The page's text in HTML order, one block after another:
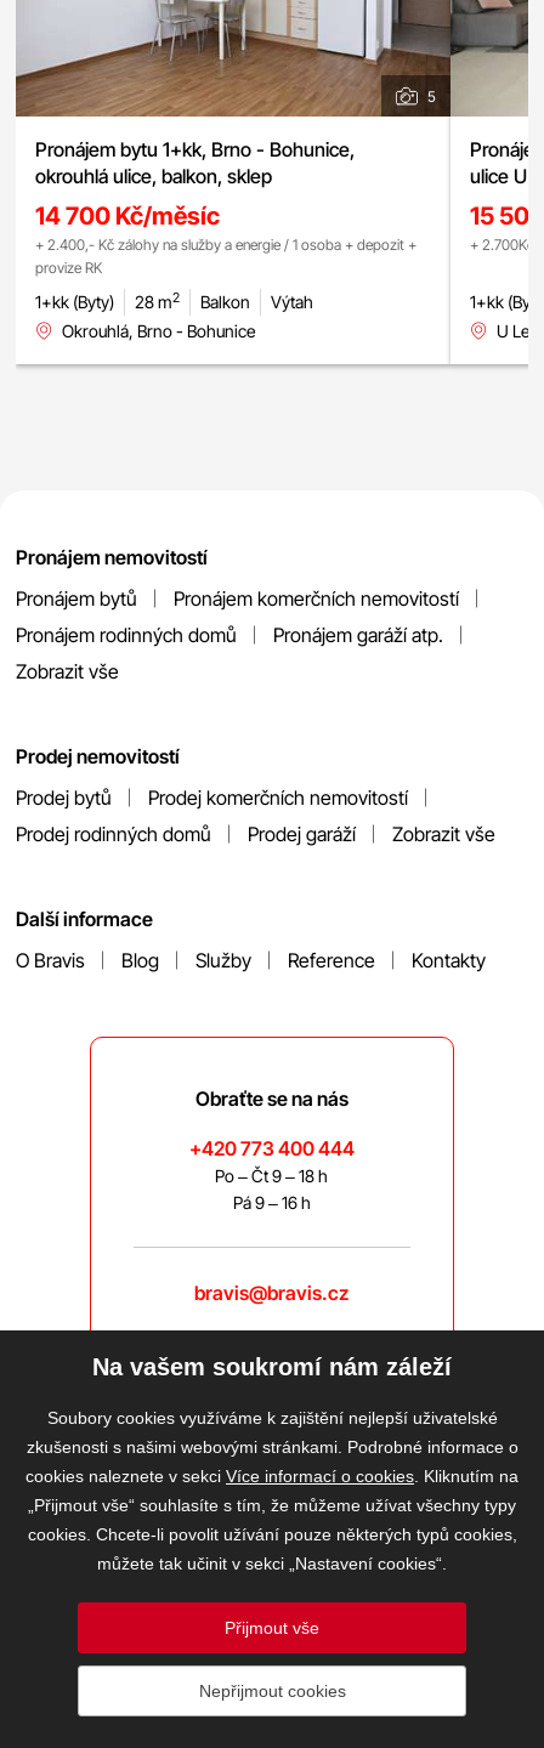
5
Pronájem bytu 1+kk, Brno - Bohunice,
okrouhlá ulice, balkon, sklep
14 700 Kč/měsíc
+ 2.400,- Kč zálohy na služby a energie / 1 osoba + depozit +
provize RK
1+kk (Byty) 28 m2 Balkon
Výtah
Okrouhlá, Brno - Bohunice
ulice U
15
+ 2.700Kč
1+kk
U
Pronájem nemovitostí
Pronájem bytů
Pronájem komerčních nemovitostí
Pronájem rodinných domů
Pronájem garáží atp.
Zobrazit vše
Prodej nemovitostí
Prodej bytů
Prodej komerčních nemovitostí
Prodej rodinných domů
Prodej garáží Zobrazit vše
Další informace
O Bravis
Blog Služby Reference Kontakty
Obraťte se na nás
+420 773 400 444
Po – Čt 9 – 18 h
Pá 9 – 16 h
bravis@bravis.cz
Informace o ochraně osobních údajů
Na vašem soukromí nám záleží
Soubory cookies využíváme k zajištění nejlepší uživatelské
zkušenosti s našimi webovými stránkami. Podrobné informace o
cookies naleznete v sekci Více informací o cookies . Kliknutím na
„Přijmout vše“ souhlasíte s tím, že můžeme užívat všechny typy
cookies. Chcete-li povolit užívání pouze některých typů cookies,
můžete tak učinit v sekci „Nastavení cookies“.
Přijmout vše
Nepřijmout cookies